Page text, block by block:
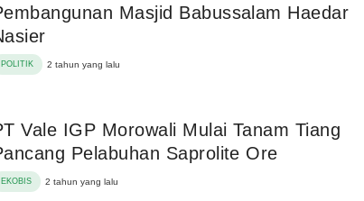
Masjid Babussalam Haedar
POLITIK 2 tahun yang lalu
Vale IGP Morowali Mulai Tanam Tiang
Pelabuhan Saprolite Ore
EKOBIS 2 tahun yang lalu